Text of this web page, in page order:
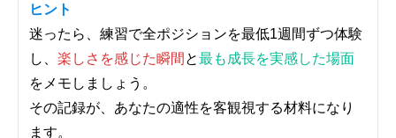
ヒント
迷ったら、練習で全ポジションを最低1週間ずつ体験
し、 楽しさを感じた瞬間 と最も成長を実感した場面
をメモしましょう。
その記録が、あなたの適性を客観視する材料になり
ます。